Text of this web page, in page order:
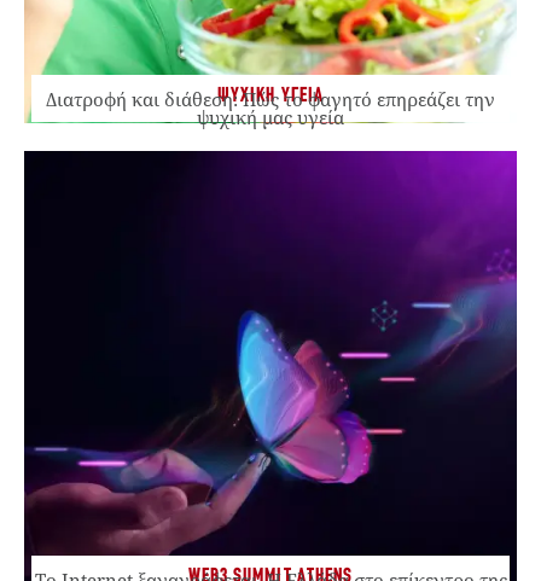
ΨΥΧΙΚΗ ΥΓΕΙΑ
Διατροφή και διάθεση: Πώς το φαγητό επηρεάζει την
ψυχική μας υγεία
WEB3 SUMMIT ATHENS